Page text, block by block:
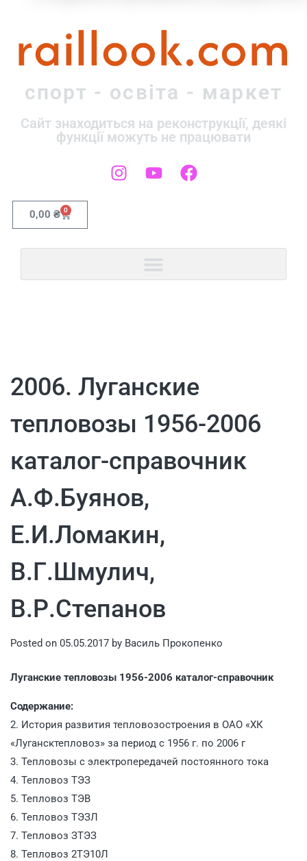
raillook.com
спорт - освіта - маркет
Сайт знаходиться на реконструкції, деякі
функції можуть не працювати
0,00 ₴ 0
2006. Луганские
тепловозы 1956-2006
каталог-справочник
А.Ф.Буянов,
Е.И.Ломакин,
В.Г.Шмулич,
В.Р.Степанов
Posted on 05.05.2017 by Василь Прокопенко
Луганские тепловозы 1956-2006 каталог-справочник
Содержание:
2. История развития тепловозостроения в ОАО «ХК
«Лугансктепловоз» за период с 1956 г. по 2006 г
3. Тепловозы с электропередачей постоянного тока
4. Тепловоз ТЭЗ
5. Тепловоз ТЭВ
6. Тепловоз ТЭЗЛ
7. Тепловоз ЗТЭЗ
8. Тепловоз 2ТЭ10Л